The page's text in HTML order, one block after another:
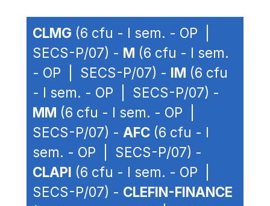
CLMG (6 cfu - I sem. - OP |
SECS-P/07) - M (6 cfu - I sem.
- OP | SECS-P/07) - IM (6 cfu
- I sem. - OP | SECS-P/07) -
MM (6 cfu - I sem. - OP |
SECS-P/07) - AFC (6 cfu - I
sem. - OP | SECS-P/07) -
CLAPI (6 cfu - I sem. - OP |
SECS-P/07) - CLEFIN-FINANCE